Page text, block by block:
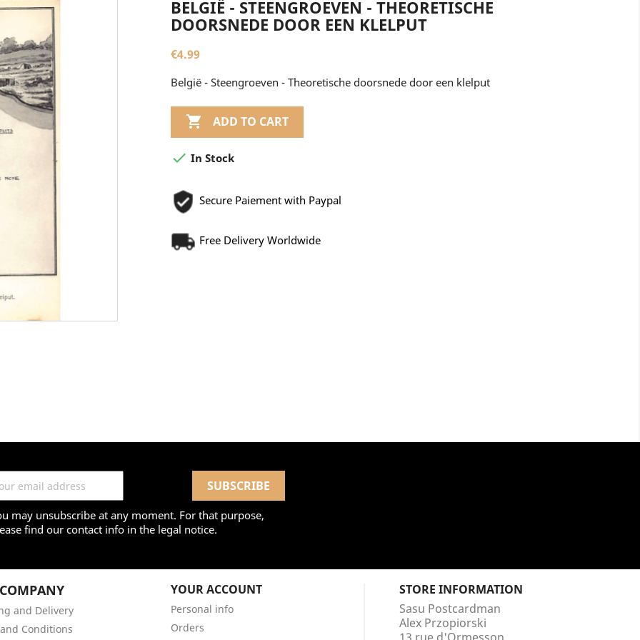
BELGIË - STEENGROEVEN - THEORETISCHE
DOORSNEDE DOOR EEN KLELPUT
€4.99
België - Steengroeven - Theoretische doorsnede door een klelput
 ADD TO CART
 In Stock
Secure Paiement with Paypal
Free Delivery Worldwide
may unsubscribe at any moment. For that purpose,
find our contact info in the legal notice.
and Delivery
Conditions
YOUR ACCOUNT
Personal info
Orders
STORE INFORMATION
Sasu Postcardman
Alex Przopiorski